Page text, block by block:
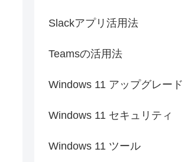
Slackアプリ活用法
Teamsの活用法
Windows 11 アップグレード
Windows 11 セキュリティ
Windows 11 ツール